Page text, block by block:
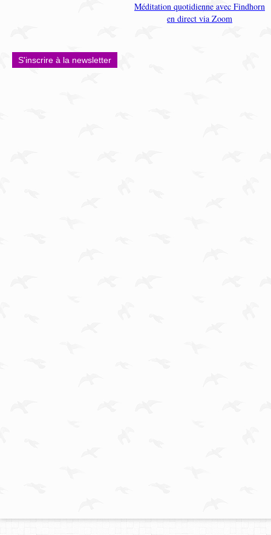
Méditation quotidienne avec Findhorn
en direct via Zoom
S'inscrire à la newsletter